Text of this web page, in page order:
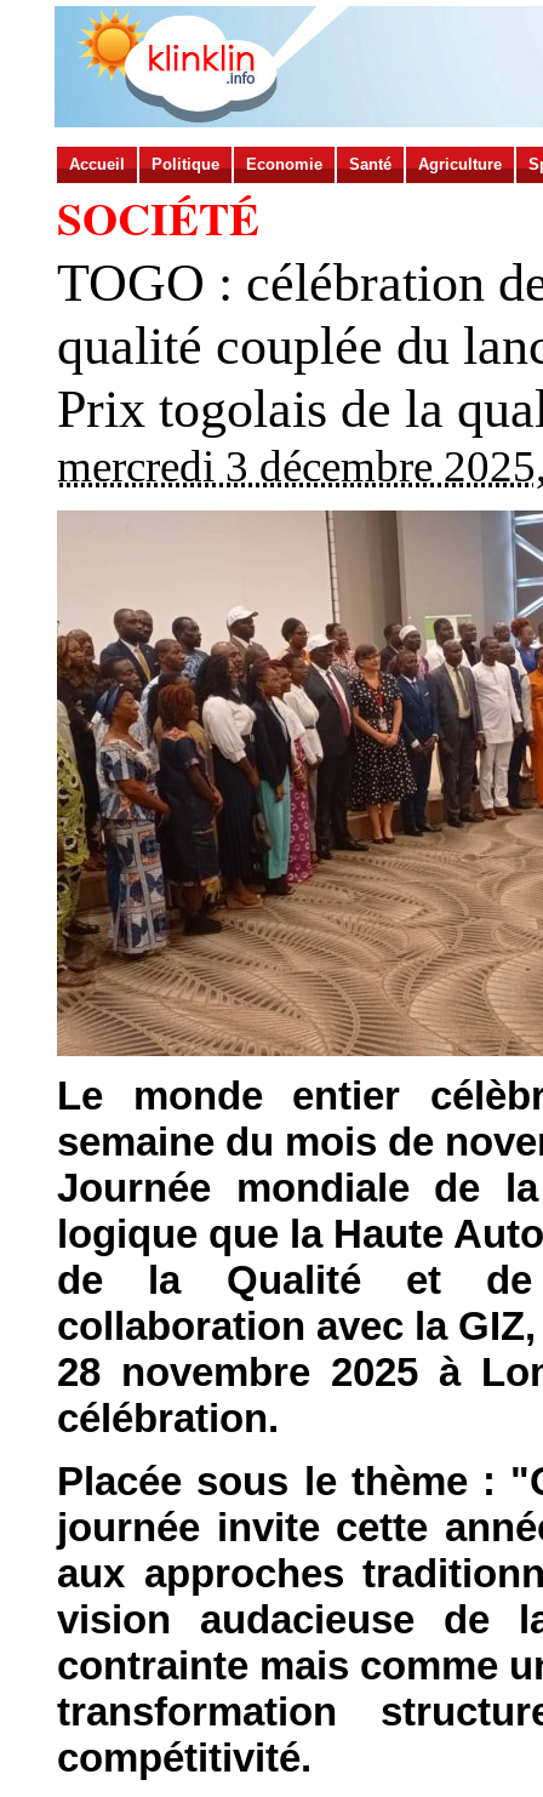
Accueil Politique Economie Santé Agriculture
SOCIÉTÉ
TOGO : célébration
qualité couplée du
Prix togolais de la
mercredi 3 décembre 2025
Le monde entier
semaine du mois de
Journée mondiale de
logique que la Haute
de la Qualité et de
collaboration avec la
28 novembre 2025 à
célébration.
Placée sous le thème :
journée invite cette
aux approches
vision audacieuse de
contrainte mais comme
transformation
compétitivité.